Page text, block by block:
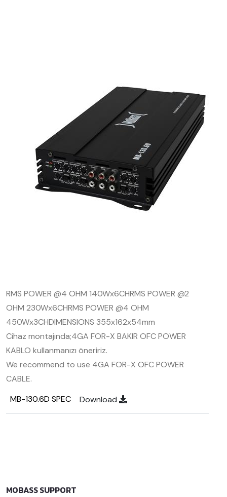
RMS POWER @4 OHM 140Wx6CHRMS POWER @2
OHM 230Wx6CHRMS POWER @4 OHM
450Wx3CHDIMENSIONS 355x162x54mm
Cihaz montajında;4GA FOR-X BAKIR OFC POWER
KABLO kullanmanızı öneririz.
We recommend to use 4GA FOR-X OFC POWER
CABLE.
MB-130.6D SPEC
Download
MOBASS SUPPORT